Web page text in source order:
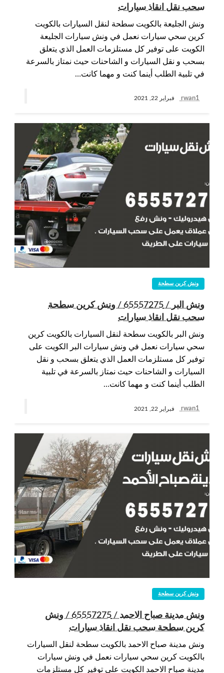
سحب نقل انقاذ سيارات
ونش الجليعة بالكويت سطحة لنقل السيارات بالكويت
كرين سحي سيارات نعمل في ونش سيارات الجليعة
الكويت على توفير كل مستلزمات العمل الذي يتعلق
بسحب و نقل السيارات و الشاحنات حيث نمتاز بالسرعة
في تلبية الطلب أينما كنت و مهما كانت…
rwan1 فبراير 22, 2021
ونش كرين سطحة
ونش البر / 65557275 / ونش كرين سطحة
سحب نقل انقاذ سيارات
ونش البر بالكويت سطحة لنقل السيارات بالكويت كرين
سحي سيارات نعمل في ونش سيارات البر الكويت على
توفير كل مستلزمات العمل الذي يتعلق بسحب و نقل
السيارات و الشاحنات حيث نمتاز بالسرعة في تلبية
الطلب أينما كنت و مهما كانت…
rwan1 فبراير 22, 2021
ونش كرين سطحة
ونش مدينة صباح الاحمد / 65557275 / ونش
كرين سطحة سحب نقل انقاذ سيارات
ونش مدينة صباح الاحمد بالكويت سطحة لنقل السيارات
بالكويت كرين سحي سيارات نعمل في ونش سيارات
مدينة صباح الاحمد الكويت على توفير كل مستلزمات